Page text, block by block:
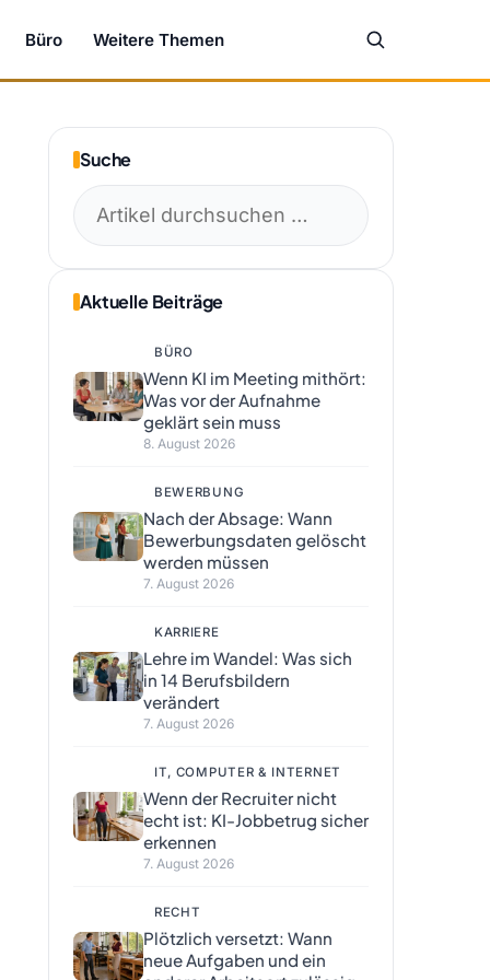
Büro Weitere Themen
Suche
Aktuelle Beiträge
BÜRO
Wenn KI im Meeting mithört:
Was vor der Aufnahme
geklärt sein muss
8. August 2026
BEWERBUNG
Nach der Absage: Wann
Bewerbungsdaten gelöscht
werden müssen
7. August 2026
KARRIERE
Lehre im Wandel: Was sich
in 14 Berufsbildern
verändert
7. August 2026
IT, COMPUTER & INTERNET
Wenn der Recruiter nicht
echt ist: KI-Jobbetrug sicher
erkennen
7. August 2026
RECHT
Plötzlich versetzt: Wann
neue Aufgaben und ein